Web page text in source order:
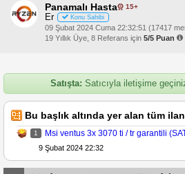
Panamalı Hasta 15+
Er Konu Sahibi
09 Şubat 2024 Cuma 22:32:51 (17417
19 Yıllık Üye, 8 Referans için 5/5 Puan
Satışta: Satıcıyla iletişime
Bu başlık altında yer alan tüm
1 Msi ventus 3x 3070 ti / tr garantili
9 Şubat 2024 22:32